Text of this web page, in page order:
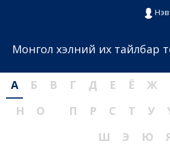
Монгол хэлний их тайлбар
А Б В Г Д Е Ё Ж
Н
О П Р С Т У
Ш
Э Ю